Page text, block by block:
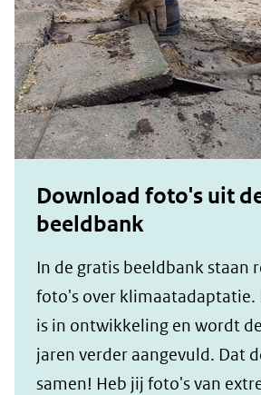
Download foto's uit
beeldbank
In de gratis beeldbank staan
foto's over klimaatadaptatie.
is in ontwikkeling en wordt
jaren verder aangevuld. Dat
samen! Heb jij foto's van